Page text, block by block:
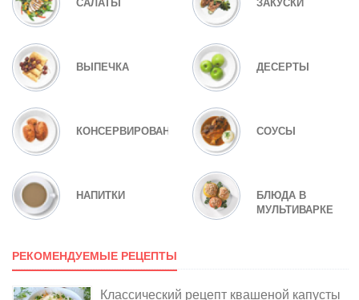
ВЫПЕЧКА ДЕСЕРТЫ
КОНСЕРВИРОВАНИЕ СОУСЫ
НАПИТКИ
БЛЮДА В
МУЛЬТИВАРКЕ
РЕКОМЕНДУЕМЫЕ РЕЦЕПТЫ
Классический рецепт квашеной капусты